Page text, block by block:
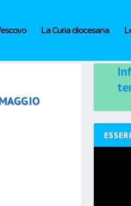
La Curia diocesana